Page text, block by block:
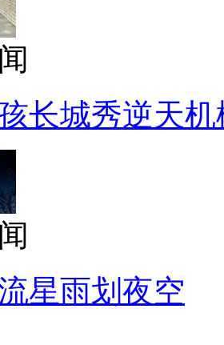
长城秀逆天机
星雨划夜空